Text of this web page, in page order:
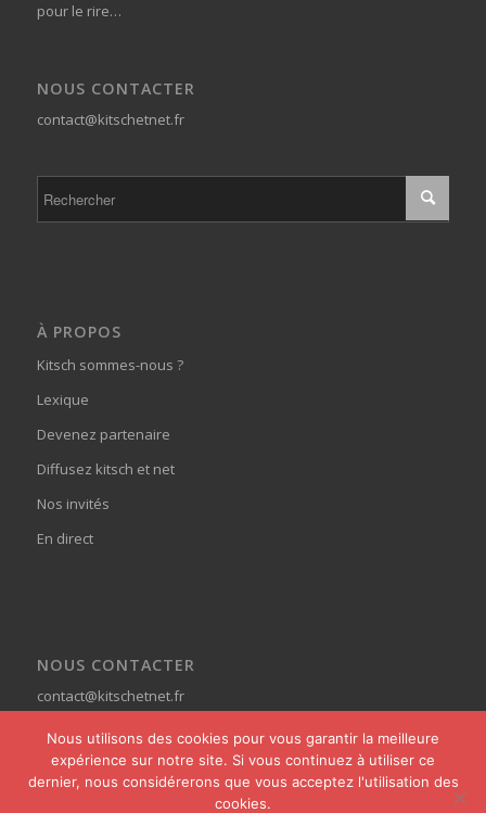
pour le rire…
NOUS CONTACTER
contact@kitschetnet.fr
À PROPOS
Kitsch sommes-nous ?
Lexique
Devenez partenaire
Diffusez kitsch et net
Nos invités
En direct
NOUS CONTACTER
contact@kitschetnet.fr
Nous utilisons des cookies pour vous garantir la meilleure
expérience sur notre site. Si vous continuez à utiliser ce
dernier, nous considérerons que vous acceptez l'utilisation des
cookies.